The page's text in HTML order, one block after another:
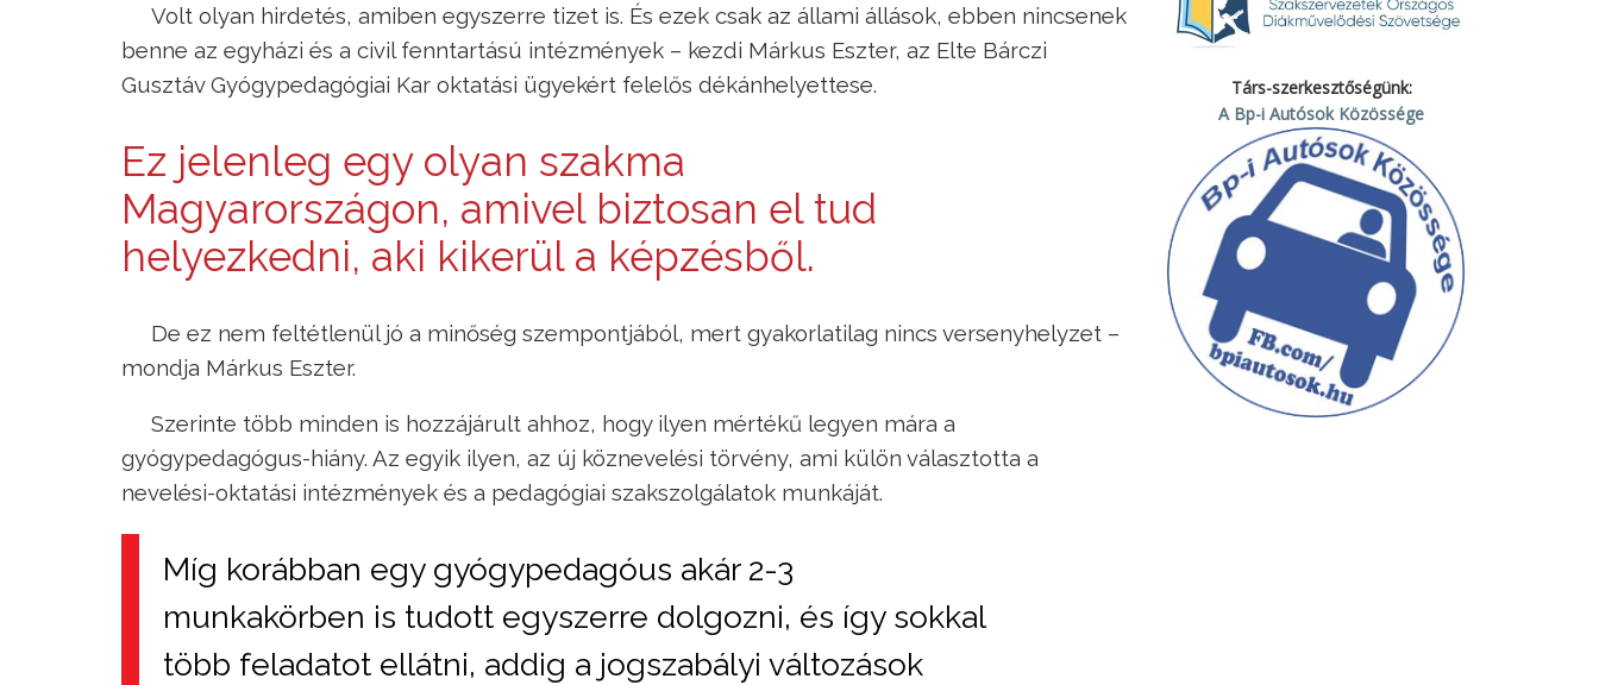
Volt olyan hirdetés, amiben egyszerre tizet is. És ezek csak az állami állások, ebben nincsenek
benne az egyházi és a civil fenntartású intézmények – kezdi Márkus Eszter, az Elte Bárczi
Gusztáv Gyógypedagógiai Kar oktatási ügyekért felelős dékánhelyettese.
Ez jelenleg egy olyan szakma
Magyarországon, amivel biztosan el tud
helyezkedni, aki kikerül a képzésből.
De ez nem feltétlenül jó a minőség szempontjából, mert gyakorlatilag nincs versenyhelyzet –
mondja Márkus Eszter.
Szerinte több minden is hozzájárult ahhoz, hogy ilyen mértékű legyen mára a
gyógypedagógus-hiány. Az egyik ilyen, az új köznevelési törvény, ami külön választotta a
nevelési-oktatási intézmények és a pedagógiai szakszolgálatok munkáját.
Míg korábban egy gyógypedagóus akár 2-3
munkakörben is tudott egyszerre dolgozni, és így sokkal
több feladatot ellátni, addig a jogszabályi változások
Társ-szerkesztőségünk:
A Bp-i Autósok Közössége